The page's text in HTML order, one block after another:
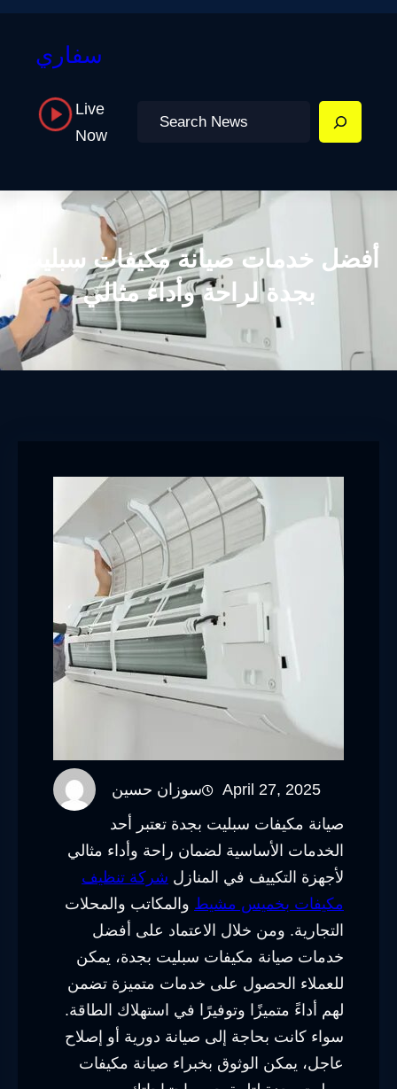
سفاري
Live
Now
Search
أفضل خدمات صيانة مكيفات سبليت
بجدة لراحة وأداء مثالي
سوزان حسين
April 27, 2025
صيانة مكيفات سبليت بجدة تعتبر أحد
الخدمات الأساسية لضمان راحة وأداء مثالي
لأجهزة التكييف في المنازل شركة تنظيف
مكيفات بخميس مشيط والمكاتب والمحلات
التجارية. ومن خلال الاعتماد على أفضل
خدمات صيانة مكيفات سبليت بجدة، يمكن
للعملاء الحصول على خدمات متميزة تضمن
لهم أداءً متميزًا وتوفيرًا في استهلاك الطاقة.
سواء كانت بحاجة إلى صيانة دورية أو إصلاح
عاجل، يمكن الوثوق بخبراء صيانة مكيفات